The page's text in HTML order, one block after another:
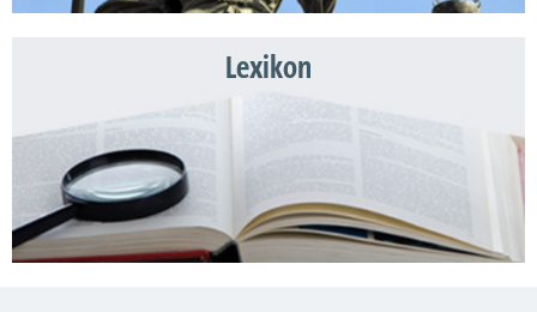
Lexikon